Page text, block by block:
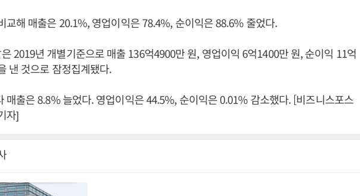
교해 매출은 20.1%, 영업이익은 78.4%, 순이익은 88.6% 줄었다.
2019년 개별기준으로 매출 136억4900만 원, 영업이익 6억1400만 원, 순이익 11억
낸 것으로 잠정집계됐다.
매출은 8.8% 늘었다. 영업이익은 44.5%, 순이익은 0.01% 감소했다. [비즈니스포스
자]